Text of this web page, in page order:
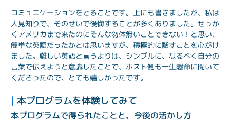
コミュニケーションをとることです。上にも書きましたが、私は
人見知りで、そのせいで後悔することが多くありました。せっか
くアメリカまで来たのにそんな勿体無いことできない！と思い、
簡単な英語だったかとは思いますが、積極的に話すことを心がけ
ました。難しい英語と言うよりは、シンプルに、なるべく自分の
言葉で伝えようと意識したことで、ホスト側も一生懸命に聞いて
くださったので、とても嬉しかったです。
| 本プログラムを体験してみて
本プログラムで得られたことと、今後の活かし方